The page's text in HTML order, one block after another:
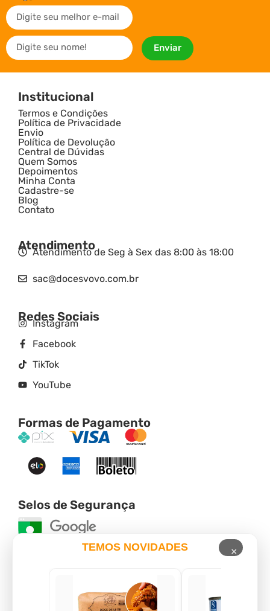
Enviar
Institucional
Termos e Condições
Política de Privacidade
Envio
Política de Devolução
Central de Dúvidas
Quem Somos
Depoimentos
Minha Conta
Cadastre-se
Blog
Contato
Atendimento
Atendimento de Seg à Sex das 8:00 às 18:00
sac@docesvovo.com.br
Redes Sociais
Instagram
Facebook
TikTok
YouTube
Formas de Pagamento
Selos de Segurança
TEMOS NOVIDADES ×